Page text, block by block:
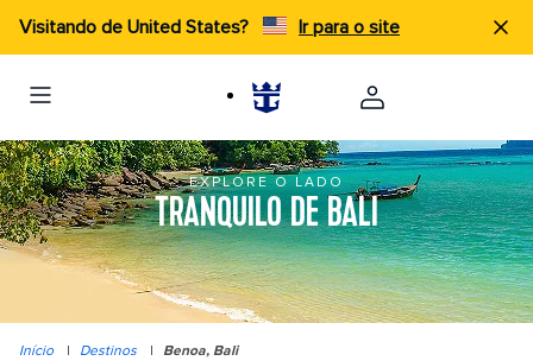
Visitando de United States? Ir para o site
EXPLORE O LADO
TRANQUILO DE BALI
Início | Destinos | Benoa, Bali